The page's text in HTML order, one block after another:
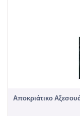
Αποκριάτικο